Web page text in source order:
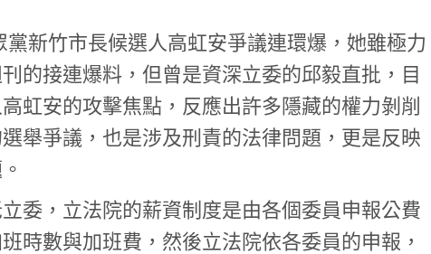
黨新竹市長候選人高虹安爭議連環爆，她雖極力
的接連爆料，但曾是資深立委的邱毅直批，目
虹安的攻擊焦點，反應出許多隱藏的權力剝削
舉爭議，也是涉及刑責的法律問題，更是反映
委，立法院的薪資制度是由各個委員申報公費
時數與加班費，然後立法院依各委員的申報，